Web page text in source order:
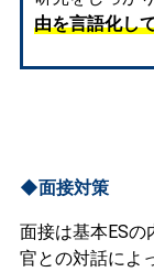
由を言語化し
◆面接対策
面接は基本ES
官との対話によ